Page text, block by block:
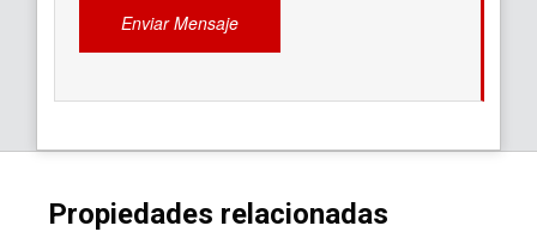
Propiedades relacionadas